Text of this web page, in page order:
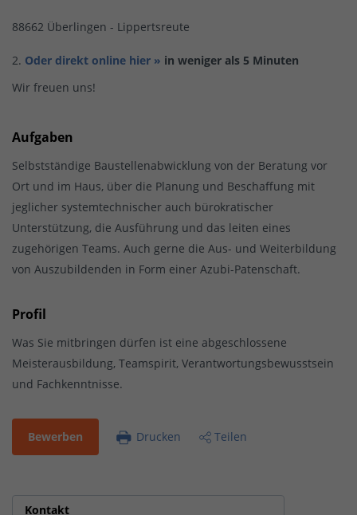
88662 Überlingen - Lippertsreute
Oder direkt online hier » in weniger als 5 Minuten
Wir freuen uns!
Aufgaben
Selbstständige Baustellenabwicklung von der Beratung vor
Ort und im Haus, über die Planung und Beschaffung mit
jeglicher systemtechnischer auch bürokratischer
Unterstützung, die Ausführung und das leiten eines
zugehörigen Teams. Auch gerne die Aus- und Weiterbildung
von Auszubildenden in Form einer Azubi-Patenschaft.
Profil
Was Sie mitbringen dürfen ist eine abgeschlossene
Meisterausbildung, Teamspirit, Verantwortungsbewusstsein
und Fachkenntnisse.
Bewerben Drucken Teilen
Kontakt